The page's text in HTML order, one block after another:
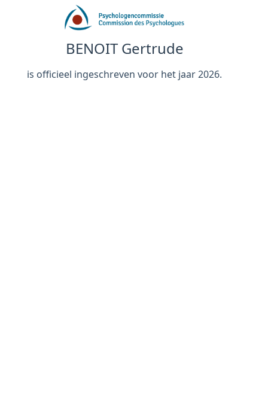
BENOIT Gertrude
is officieel ingeschreven voor het jaar 2026.